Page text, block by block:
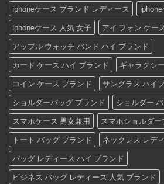
iphoneケース ブランド レディース
iphoneケース 人気 女子
アイ フォン ケー
アップル ウォッチ バンド ハイ ブランド
カード ケース ハイ ブランド
ギャラクシ
コイン ケース ブランド
サングラス ハイ
ショルダーバッグ ブランド
ショルダー
スマホケース 男女兼用
スマホショルダー
トート バッグ ブランド
ネックレス レデ
バッグ レディース ハイ ブランド
ビジネス バッグ レディース 人気 ブランド